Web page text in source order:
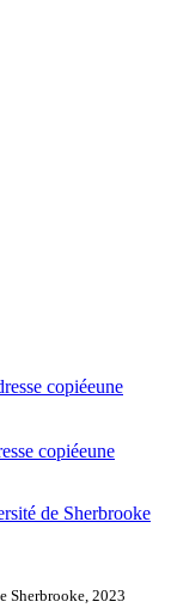
copiéeune
copiéeune
de Sherbrooke
Sherbrooke, 2023